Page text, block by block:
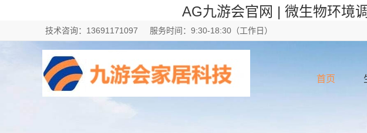
AG九游会官网 | 微生物环境
技术咨询：13691171097 服务时间：9:30-18:30（工作日）
首页